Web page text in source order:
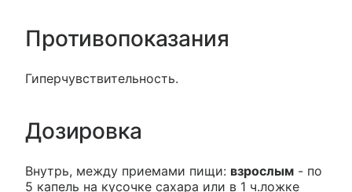
Противопоказания
Гиперчувствительность.
Дозировка
Внутрь, между приемами пищи: взрослым - по
5 капель на кусочке сахара или в 1 ч.ложке